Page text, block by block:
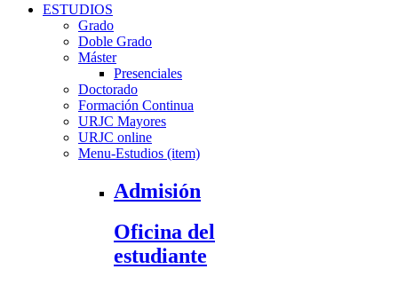
ESTUDIOS
Grado
Doble Grado
Máster
Presenciales
Doctorado
Formación Continua
URJC Mayores
URJC online
Menu-Estudios (item)
Admisión
Oficina del
estudiante